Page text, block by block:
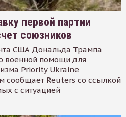
первой партии
союзников
США Дональда Трампа
военной помощи для
Priority Ukraine
сообщает Reuters со ссылкой
с ситуацией